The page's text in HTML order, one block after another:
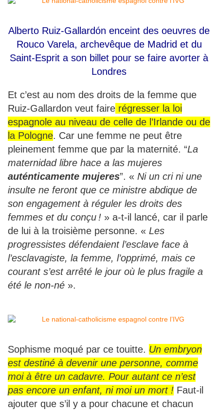
Alberto Ruiz-Gallardón enceint des oeuvres de
Rouco Varela, archevêque de Madrid et du
Saint-Esprit a son billet pour se faire avorter à
Londres
Et c’est au nom des droits de la femme que
Ruiz-Gallardon veut faire régresser la loi
espagnole au niveau de celle de l’Irlande ou de
la Pologne. Car une femme ne peut être
pleinement femme que par la maternité. “La
maternidad libre hace a las mujeres
auténticamente mujeres”. « Ni un cri ni une
insulte ne feront que ce ministre abdique de
son engagement à réguler les droits des
femmes et du conçu ! » a-t-il lancé, car il parle
de lui à la troisième personne. « Les
progressistes défendaient l’esclave face à
l’esclavagiste, la femme, l’opprimé, mais ce
courant s’est arrêté le jour où le plus fragile a
été le non-né ».
Sophisme moqué par ce touitte. Un embryon
est destiné à devenir une personne, comme
moi à être un cadavre. Pour autant ce n’est
pas encore un enfant, ni moi un mort ! Faut-il
ajouter que s’il y a pour chacune et chacun